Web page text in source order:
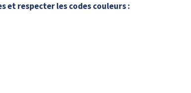
et respecter les codes couleurs :